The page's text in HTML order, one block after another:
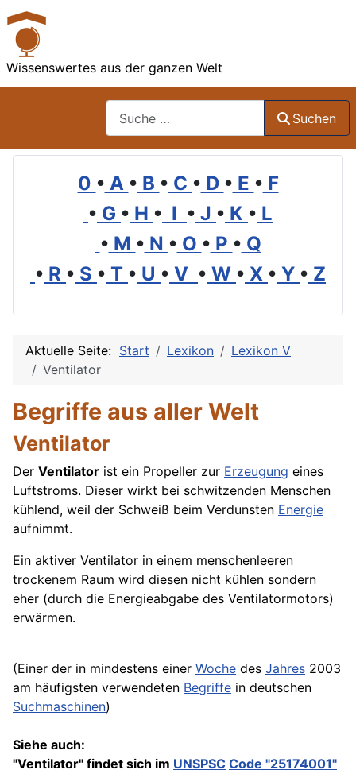
Wissenswertes aus der ganzen Welt
Suchen
0 • A • B • C • D • E • F
• G • H • I • J • K • L
• M • N • O • P • Q
• R • S • T • U • V • W • X • Y • Z
Aktuelle Seite: Start Lexikon
Lexikon V
Ventilator
Begriffe aus aller Welt
Ventilator
Der Ventilator ist ein Propeller zur Erzeugung eines
Luftstroms. Dieser wirkt bei schwitzenden Menschen
kühlend, weil der Schweiß beim Verdunsten Energie
aufnimmt.
Ein aktiver Ventilator in einem menschenleeren
trockenem Raum wird diesen nicht kühlen sondern
eher (durch die Energieabgabe des Ventilatormotors)
erwärmen.
(Einer der in mindestens einer Woche des Jahres 2003
am häufigsten verwendeten Begriffe in deutschen
Suchmaschinen)
Siehe auch:
"Ventilator" findet sich im UNSPSC Code "25174001"